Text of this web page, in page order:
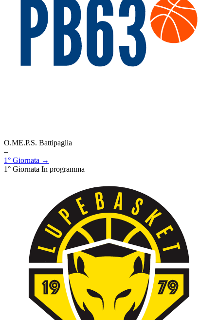
O.ME.P.S. Battipaglia
–
1° Giornata →
1° Giornata In programma